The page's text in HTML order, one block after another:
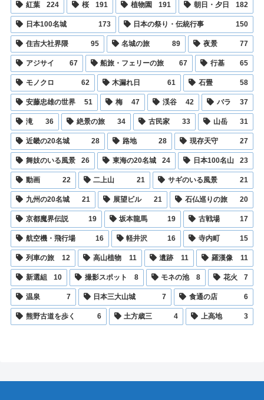
紅葉 224 桜 191 植物園 191 朝日・夕日 182
日本100名城 173 日本の祭り・伝統行事 150
住吉大社界隈 95 名城の旅 89 夜景 77
アジサイ 67 船旅・フェリーの旅 67 行基 65
モノクロ 62 木漏れ日 61 石畳 58
安藤忠雄の世界 51 梅 47 渓谷 42 バラ 37
滝 36 絶景の旅 34 古民家 33 山岳 31
近畿の20名城 28 路地 28 現存天守 27
舞妓のいる風景 26 東海の20名城 24 日本100名山 23
動画 22 二上山 21 サギのいる風景 21
九州の20名城 21 展望ビル 21 石仏巡りの旅 20
京都魔界伝説 19 坂本龍馬 19 古戦場 17
航空機・飛行場 16 軽井沢 16 寺内町 15
列車の旅 12 高山植物 11 遺跡 11 羅漢像 11
新選組 10 撮影スポット 8 モネの池 8 花火 7
温泉 7 日本三大山城 7 食通の店 6
熊野古道を歩く 6 土方歳三 4 上高地 3